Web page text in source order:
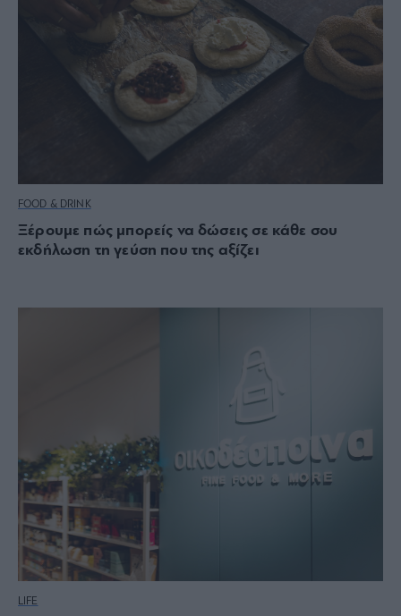
FOOD & DRINK
Ξέρουμε πώς μπορείς να δώσεις σε κάθε σου
εκδήλωση τη γεύση που της αξίζει
LIFE